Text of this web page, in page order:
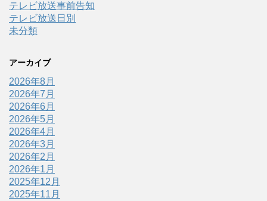
テレビ放送事前告知
テレビ放送日別
未分類
アーカイブ
2026年8月
2026年7月
2026年6月
2026年5月
2026年4月
2026年3月
2026年2月
2026年1月
2025年12月
2025年11月